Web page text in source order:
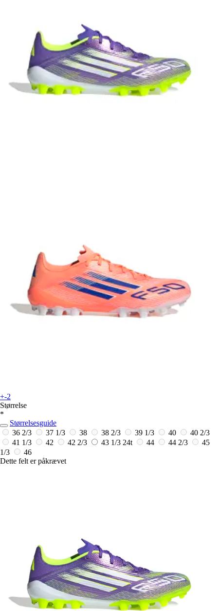
+-2
Størrelse
*
Størrelsesguide
36 2/3
37 1/3 38 38 2/3 39 1/3 40
40 2/3
41 1/3
42 42 2/3 43 1/3 24t 44 44 2/3
45
1/3
46
Dette felt er påkrævet